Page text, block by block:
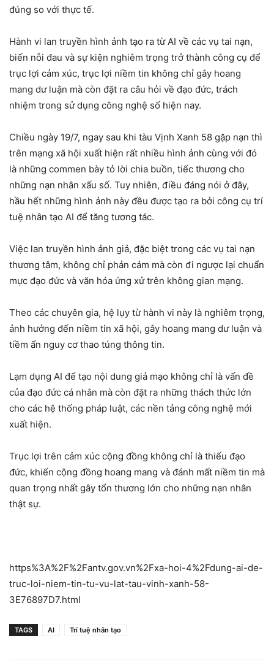
đúng so với thực tế.
Hành vi lan truyền hình ảnh tạo ra từ AI về các vụ tai nạn,
biến nỗi đau và sự kiện nghiêm trọng trở thành công cụ để
trục lợi cảm xúc, trục lợi niềm tin không chỉ gây hoang
mang dư luận mà còn đặt ra câu hỏi về đạo đức, trách
nhiệm trong sử dụng công nghệ số hiện nay.
Chiều ngày 19/7, ngay sau khi tàu Vịnh Xanh 58 gặp nạn thì
trên mạng xã hội xuất hiện rất nhiều hình ảnh cùng với đó
là những commen bày tỏ lời chia buồn, tiếc thương cho
những nạn nhân xấu số. Tuy nhiên, điều đáng nói ở đây,
hầu hết những hình ảnh này đều được tạo ra bởi công cụ trí
tuệ nhân tạo AI để tăng tương tác.
Việc lan truyền hình ảnh giả, đặc biệt trong các vụ tai nạn
thương tâm, không chỉ phản cảm mà còn đi ngược lại chuẩn
mực đạo đức và văn hóa ứng xử trên không gian mạng.
Theo các chuyên gia, hệ lụy từ hành vi này là nghiêm trọng,
ảnh hưởng đến niềm tin xã hội, gây hoang mang dư luận và
tiềm ẩn nguy cơ thao túng thông tin.
Lạm dụng AI để tạo nội dung giả mạo không chỉ là vấn đề
của đạo đức cá nhân mà còn đặt ra những thách thức lớn
cho các hệ thống pháp luật, các nền tảng công nghệ mới
xuất hiện.
Trục lợi trên cảm xúc cộng đồng không chỉ là thiếu đạo
đức, khiến cộng đồng hoang mang và đánh mất niềm tin mà
quan trọng nhất gây tổn thương lớn cho những nạn nhân
thật sự.
https%3A%2F%2Fantv.gov.vn%2Fxa-hoi-4%2Fdung-ai-de-
truc-loi-niem-tin-tu-vu-lat-tau-vinh-xanh-58-
3E76897D7.html
TAGS AI Trí tuệ nhân tạo